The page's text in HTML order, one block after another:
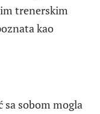
trenerskim
kao
sobom mogla